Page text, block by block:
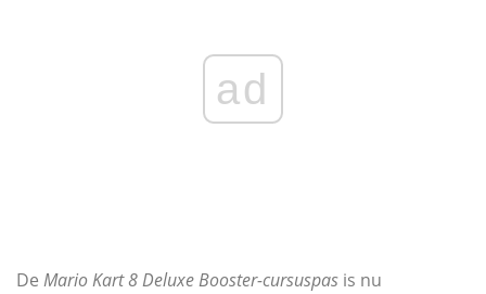
ad
De Mario Kart 8 Deluxe Booster-cursuspas is nu